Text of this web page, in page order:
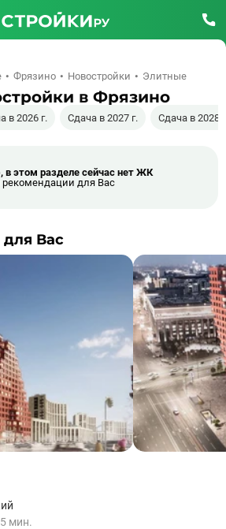
Фрязино Новостройки Элитные
в Фрязино
в 2026 г. Сдача в 2027 г. Сдача в 2028
в этом разделе сейчас нет ЖК
рекомендации для Вас
Вас
5 мин.